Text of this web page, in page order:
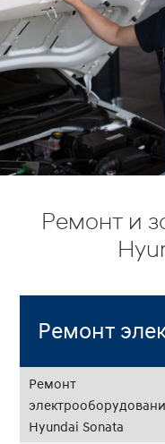
Ремонт и
Ремонт
Ремонт
Hyundai Sonata